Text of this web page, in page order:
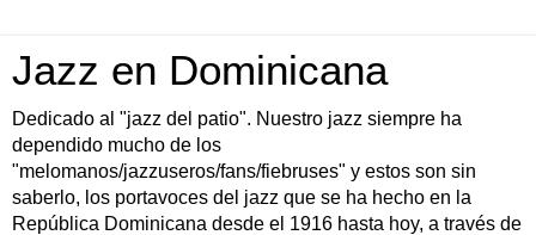
Jazz en Dominicana
Dedicado al "jazz del patio". Nuestro jazz siempre ha
dependido mucho de los
"melomanos/jazzuseros/fans/fiebruses" y estos son sin
saberlo, los portavoces del jazz que se ha hecho en la
República Dominicana desde el 1916 hasta hoy, a través de